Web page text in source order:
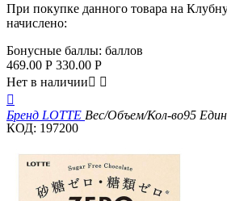
При покупке данного товара на
начислено:
Бонусные баллы: баллов
469.00 Р 330.00 Р
Нет в наличии 

Бренд LOTTE Вес/Объем/Кол-во95
КОД: 197200